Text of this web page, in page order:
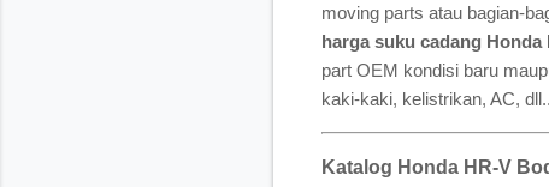
moving parts atau bagian-
harga suku cadang Honda
part OEM kondisi baru
kaki-kaki, kelistrikan, AC, dll..
Katalog Honda HR-V